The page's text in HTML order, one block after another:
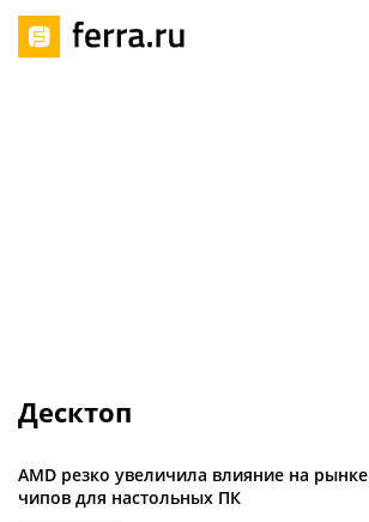
Десктоп
AMD резко увеличила влияние на рынке
чипов для настольных ПК